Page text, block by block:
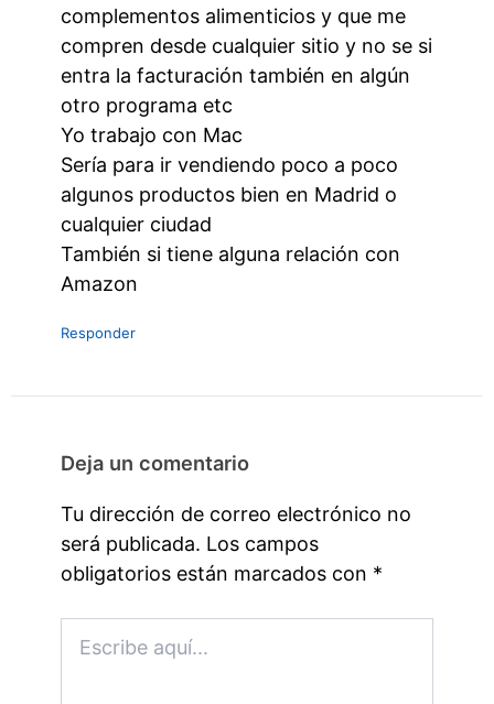
complementos alimenticios y que me
compren desde cualquier sitio y no se si
entra la facturación también en algún
otro programa etc
Yo trabajo con Mac
Sería para ir vendiendo poco a poco
algunos productos bien en Madrid o
cualquier ciudad
También si tiene alguna relación con
Amazon
Responder
Deja un comentario
Tu dirección de correo electrónico no
será publicada. Los campos
obligatorios están marcados con *
aquí...